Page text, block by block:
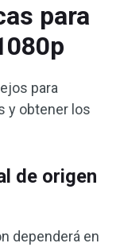
para
para
y obtener los
de origen
dependerá en